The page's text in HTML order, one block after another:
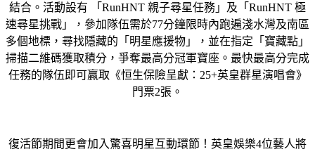
結合。活動設有 「RunHNT 親子尋星任務」及「RunHNT 極
速尋星挑戰」，參加隊伍需於77分鐘限時內跑遍淺水灣及南區
多個地標，尋找隱藏的「明星應援物」，並在指定「寶藏點」
掃描二維碼獲取積分，爭奪最高分冠軍寶座。最快最高分完成
任務的隊伍即可贏取《恒生保險呈獻：25+英皇群星演唱會》
門票2張。
復活節期間更會加入驚喜明星互動環節！英皇娛樂4位藝人將